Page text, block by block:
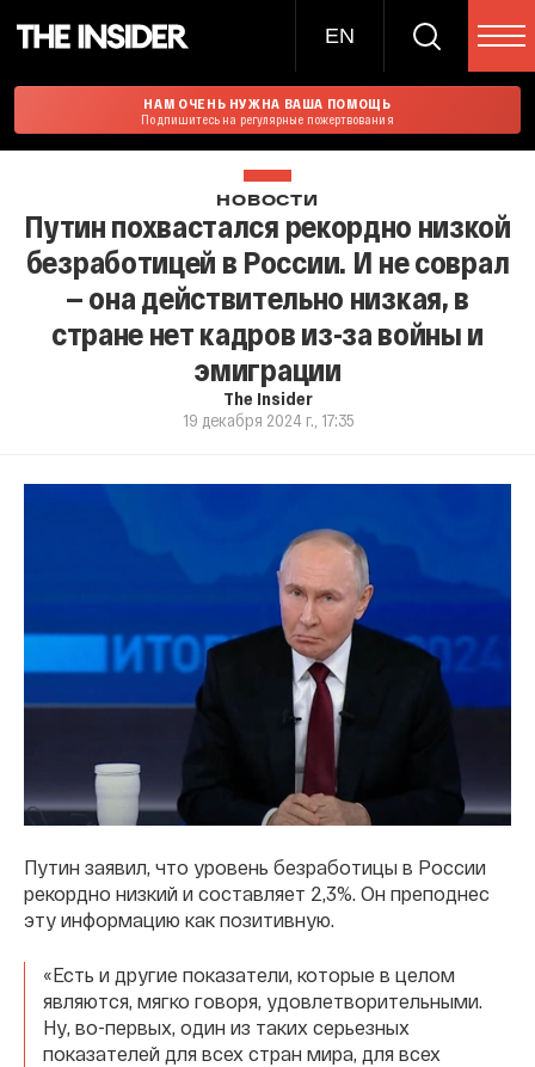
EN
НАМ ОЧЕНЬ НУЖНА ВАША ПОМОЩЬ
Подпишитесь на регулярные пожертвования
НОВОСТИ
Путин похвастался рекордно низкой
безработицей в России. И не соврал
— она действительно низкая, в
стране нет кадров из-за войны и
эмиграции
The Insider
19 декабря 2024 г., 17:35
Путин заявил, что уровень безработицы в России
рекордно низкий и составляет 2,3%. Он преподнес
эту информацию как позитивную.
«Есть и другие показатели, которые в целом
являются, мягко говоря, удовлетворительными.
Ну, во-первых, один из таких серьезных
показателей для всех стран мира, для всех